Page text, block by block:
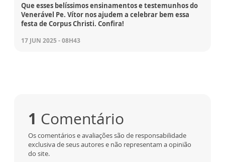
Que esses belíssimos ensinamentos e testemunhos do
Venerável Pe. Vítor nos ajudem a celebrar bem essa
festa de Corpus Christi. Confira!
17 JUN 2025 - 08H43
1 Comentário
Os comentários e avaliações são de responsabilidade
exclusiva de seus autores e não representam a opinião
do site.